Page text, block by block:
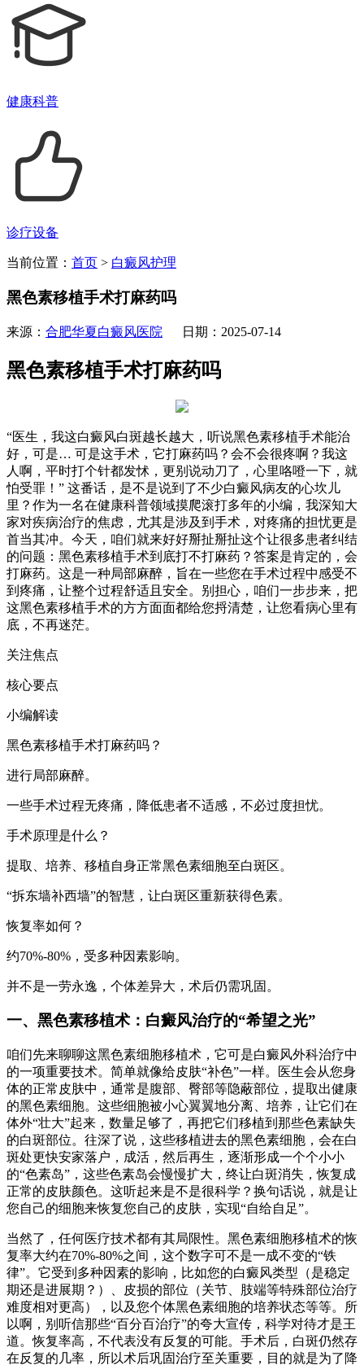
健康科普
诊疗设备
当前位置： 首页 > 白癜风护理
黑色素移植手术打麻药吗
来源： 合肥华夏白癜风医院 日期：2025-07-14
黑色素移植手术打麻药吗
“医生，我这白癜风白斑越长越大，听说黑色素移植手术能治
好，可是… 可是这手术，它打麻药吗？会不会很疼啊？我这
人啊，平时打个针都发怵，更别说动刀了，心里咯噔一下，就
怕受罪！” 这番话，是不是说到了不少白癜风病友的心坎儿
里？作为一名在健康科普领域摸爬滚打多年的小编，我深知大
家对疾病治疗的焦虑，尤其是涉及到手术，对疼痛的担忧更是
首当其冲。今天，咱们就来好好掰扯掰扯这个让很多患者纠结
的问题：黑色素移植手术到底打不打麻药？答案是肯定的，会
打麻药。这是一种局部麻醉，旨在一些您在手术过程中感受不
到疼痛，让整个过程舒适且安全。别担心，咱们一步步来，把
这黑色素移植手术的方方面面都给您捋清楚，让您看病心里有
底，不再迷茫。
关注焦点
核心要点
小编解读
黑色素移植手术打麻药吗？
进行局部麻醉。
一些手术过程无疼痛，降低患者不适感，不必过度担忧。
手术原理是什么？
提取、培养、移植自身正常黑色素细胞至白斑区。
“拆东墙补西墙”的智慧，让白斑区重新获得色素。
恢复率如何？
约70%-80%，受多种因素影响。
并不是一劳永逸，个体差异大，术后仍需巩固。
一、黑色素移植术：白癜风治疗的“希望之光”
咱们先来聊聊这黑色素细胞移植术，它可是白癜风外科治疗中
的一项重要技术。简单就像给皮肤“补色”一样。医生会从您身
体的正常皮肤中，通常是腹部、臀部等隐蔽部位，提取出健康
的黑色素细胞。这些细胞被小心翼翼地分离、培养，让它们在
体外“壮大”起来，数量足够了，再把它们移植到那些色素缺失
的白斑部位。往深了说，这些移植进去的黑色素细胞，会在白
斑处更快安家落户，成活，然后再生，逐渐形成一个个小小
的“色素岛”，这些色素岛会慢慢扩大，终让白斑消失，恢复成
正常的皮肤颜色。这听起来是不是很科学？换句话说，就是让
您自己的细胞来恢复您自己的皮肤，实现“自给自足”。
当然了，任何医疗技术都有其局限性。黑色素细胞移植术的恢
复率大约在70%-80%之间，这个数字可不是一成不变的“铁
律”。它受到多种因素的影响，比如您的白癜风类型（是稳定
期还是进展期？）、皮损的部位（关节、肢端等特殊部位治疗
难度相对更高），以及您个体黑色素细胞的培养状态等等。所
以啊，别听信那些“百分百治疗”的夸大宣传，科学对待才是王
道。恢复率高，不代表没有反复的可能。手术后，白斑仍然存
在反复的几率，所以术后巩固治疗至关重要，目的就是为了降